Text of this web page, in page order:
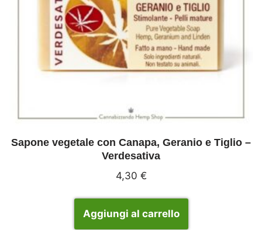
Sapone vegetale con Canapa, Geranio e Tiglio –
Verdesativa
4,30 €
Aggiungi al carrello